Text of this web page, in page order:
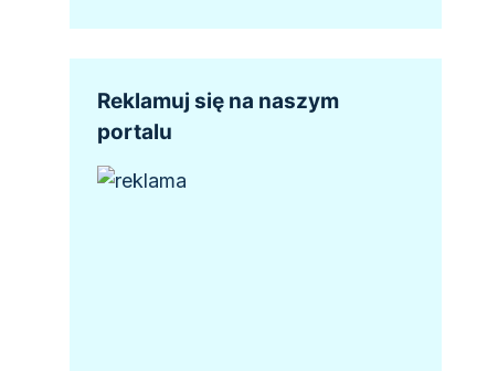
Reklamuj się na naszym
portalu